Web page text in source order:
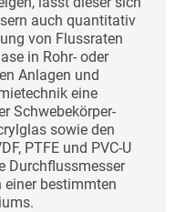
auch quantitativ
von Flussraten
in Rohr- oder
Anlagen und
eine
Schwebekörper-
sowie den
PTFE und PVC-U
Durchflussmesser
bestimmten